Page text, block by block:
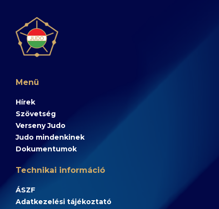
Menü
Hírek
Szövetség
Verseny Judo
Judo mindenkinek
Dokumentumok
Technikai információ
ÁSZF
Adatkezelési tájékoztató